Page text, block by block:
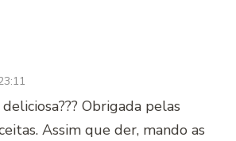
Obrigada pelas
Assim que der, mando as